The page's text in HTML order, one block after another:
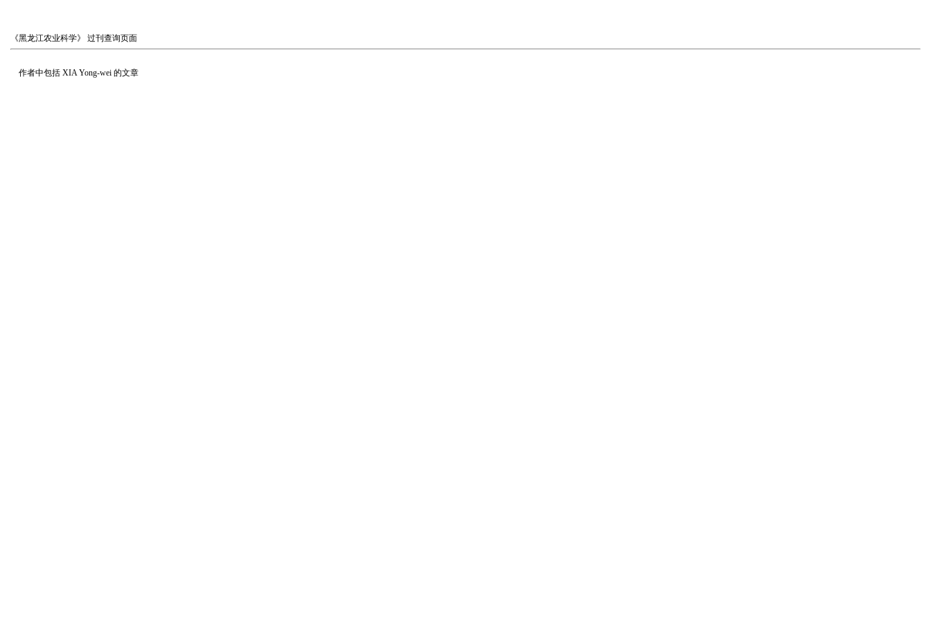
《黑龙江农业科学》 过刊查询页面
作者中包括 XIA Yong-wei 的文章